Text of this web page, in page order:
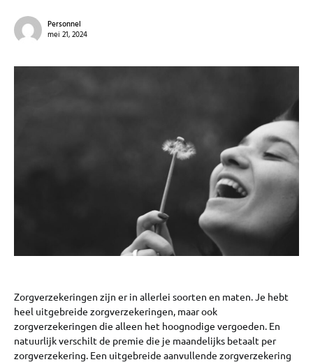
Personnel
mei 21, 2024
Zorgverzekeringen zijn er in allerlei soorten en maten. Je hebt
heel uitgebreide zorgverzekeringen, maar ook
zorgverzekeringen die alleen het hoognodige vergoeden. En
natuurlijk verschilt de premie die je maandelijks betaalt per
zorgverzekering. Een uitgebreide aanvullende zorgverzekering